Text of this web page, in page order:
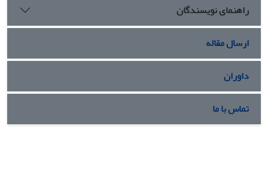
راهنمای نویسندگان
ارسال مقاله
داوران
تماس با ما